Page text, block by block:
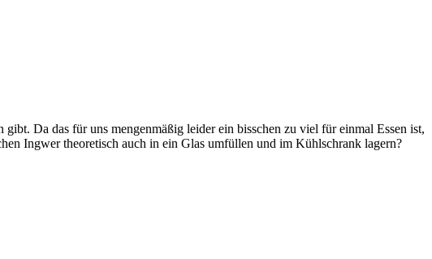
Da das für uns mengenmäßig leider ein bisschen zu viel für einmal Essen ist,
Ingwer theoretisch auch in ein Glas umfüllen und im Kühlschrank lagern?